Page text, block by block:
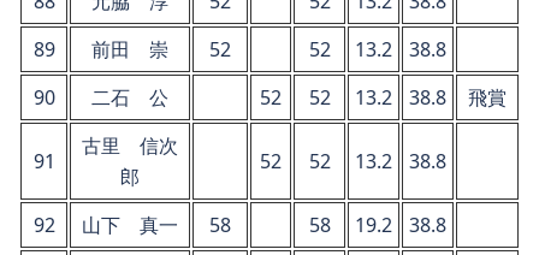
89
前田 崇 52 52 13.2
38.8
90
二石 公 52 52 13.2 38.8 飛賞
91
古里 信次
郎
52 52 13.2 38.8
92 山下 真一 58 58 19.2
38.8